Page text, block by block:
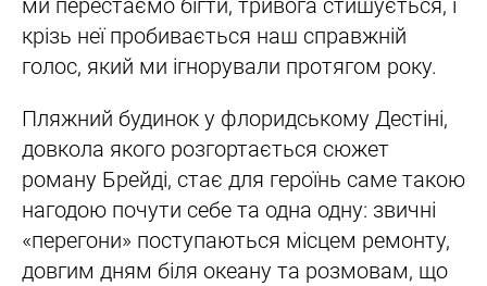
крізь неї пробивається наш справжній
голос, який ми ігнорували протягом року.
Пляжний будинок у флоридському Дестіні,
довкола якого розгортається сюжет
роману Брейді, стає для героїнь саме такою
нагодою почути себе та одна одну: звичні
«перегони» поступаються місцем ремонту,
довгим дням біля океану та розмовам, що